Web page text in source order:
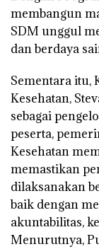
membangun
SDM unggul
dan berdaya
Sementara itu,
Kesehatan,
sebagai
peserta,
Kesehatan
memastikan
dilaksanakan
baik dengan
akuntabilitas,
Menurutnya,